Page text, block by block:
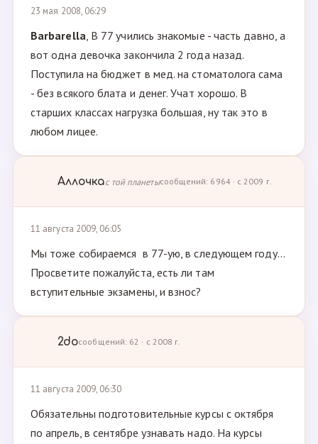
23 мая 2008, 06:29
Barbarella, В 77 учились знакомые - часть давно, а
вот одна девочка закончила 2 года назад.
Поступила на бюджет в мед. на стоматолога сама
- без всякого блата и денег. Учат хорошо. В
старших классах нагрузка большая, ну так это в
любом лицее.
Аллочкас той планетысообщений: 6964 · с 2009 г.
11 августа 2009, 06:05
Мы тоже собираемся в 77-ую, в следующем году...
Просветите пожалуйста, есть ли там
вступительные экзамены, и взнос?
2doсообщений: 62 · с 2008 г.
11 августа 2009, 06:30
Обязательны подготовительные курсы с октября
по апрель, в сентябре узнавать надо. На курсы